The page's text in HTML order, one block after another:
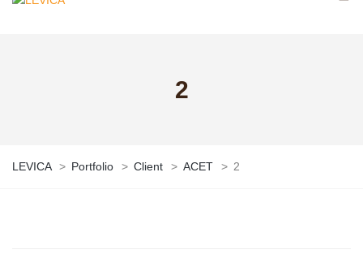
2
LEVICA > Portfolio > Client > ACET > 2